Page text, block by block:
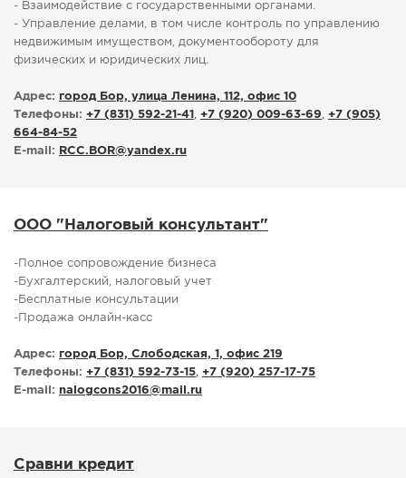
- Взаимодействие с государственными органами.
- Управление делами, в том числе контроль по управлению
недвижимым имуществом, документообороту для
физических и юридических лиц.
Адрес: город Бор, улица Ленина, 112, офис 10
Телефоны: +7 (831) 592-21-41 , +7 (920) 009-63-69, +7 (905)
664-84-52
E-mail:
RCC.BOR@yandex.ru
ООО "Налоговый консультант"
-Полное сопровождение бизнеса
-Бухгалтерский, налоговый учет
-Бесплатные консультации
-Продажа онлайн-касс
Адрес: город Бор, Слободская, 1, офис 219
Телефоны: +7 (831) 592-73-15, +7 (920) 257-17-75
E-mail: nalogcons2016@mail.ru
Сравни кредит